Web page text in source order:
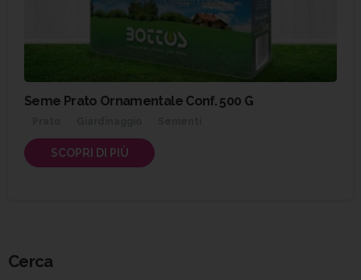
Seme Prato Ornamentale Conf. 500 G
SCOPRI DI PIÙ
Cerca